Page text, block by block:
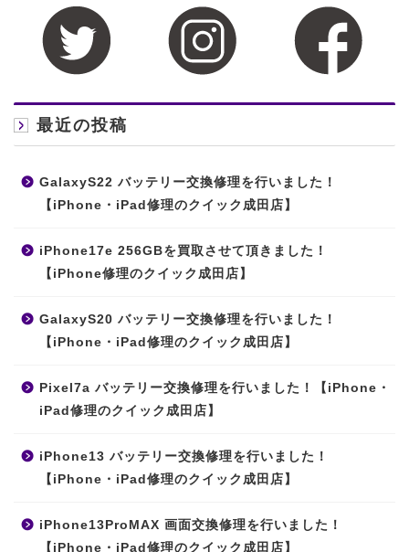
最近の投稿
GalaxyS22 バッテリー交換修理を行いました！
【iPhone・iPad修理のクイック成田店】
iPhone17e 256GBを買取させて頂きました！
【iPhone修理のクイック成田店】
GalaxyS20 バッテリー交換修理を行いました！
【iPhone・iPad修理のクイック成田店】
Pixel7a バッテリー交換修理を行いました！【iPhone・
iPad修理のクイック成田店】
iPhone13 バッテリー交換修理を行いました！
【iPhone・iPad修理のクイック成田店】
iPhone13ProMAX 画面交換修理を行いました！
【iPhone・iPad修理のクイック成田店】